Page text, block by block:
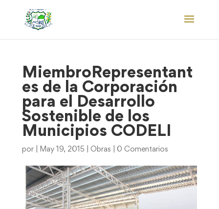
MiembroRepresentant
es de la Corporación
para el Desarrollo
Sostenible de los
Municipios CODELI
por May 19, 2015 Obras 0 Comentarios